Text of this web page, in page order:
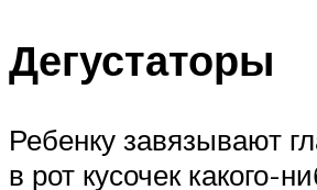
Дегустаторы
Ребенку завязывают
в рот кусочек какого-